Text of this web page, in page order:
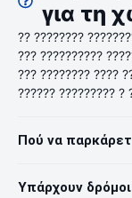
για τη
?? ????????
??? ??????????
??? ???????? ????
?????? ????????? ?
Πού να
Υπάρχουν